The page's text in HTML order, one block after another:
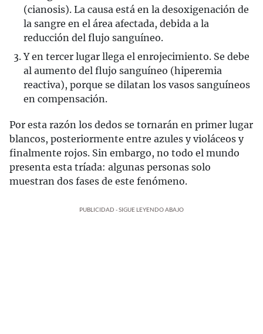
(cianosis). La causa está en la desoxigenación de
la sangre en el área afectada, debida a la
reducción del flujo sanguíneo.
Y en tercer lugar llega el enrojecimiento. Se debe
al aumento del flujo sanguíneo (hiperemia
reactiva), porque se dilatan los vasos sanguíneos
en compensación.
Por esta razón los dedos se tornarán en primer lugar
blancos, posteriormente entre azules y violáceos y
finalmente rojos. Sin embargo, no todo el mundo
presenta esta tríada: algunas personas solo
muestran dos fases de este fenómeno.
PUBLICIDAD - SIGUE LEYENDO ABAJO